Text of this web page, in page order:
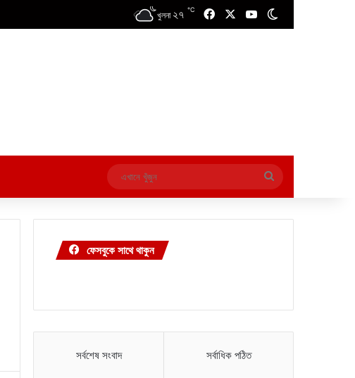
খুলনা ২৭ ℃ FacebookYouTube
এখানে
খুঁজুন
ফেসবুকে সাথে থাকুন
সর্বশেষ সংবাদ সর্বাধিক পঠিত